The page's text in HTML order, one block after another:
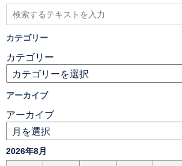
カテゴリー
カテゴリー
アーカイブ
アーカイブ
2026年8月